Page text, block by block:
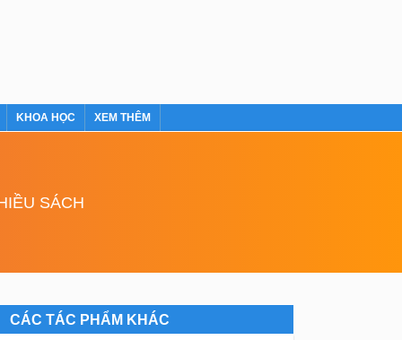
KHOA HỌC XEM THÊM
SÁCH
CÁC TÁC PHẨM KHÁC